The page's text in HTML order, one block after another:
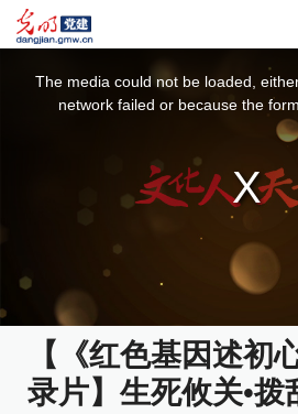
The media could not be loaded,
network failed or because the
【《红色基因述初
录片】生死攸关•拨